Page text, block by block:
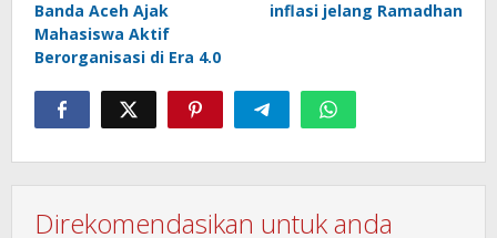
Banda Aceh Ajak
Mahasiswa Aktif
Berorganisasi di Era 4.0
inflasi jelang Ramadhan
Direkomendasikan untuk anda